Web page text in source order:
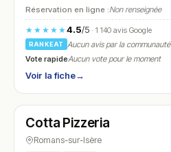
Réservation en ligne :Non renseignée
★★★★★4.5/5· 1 140 avis Google
RANKEAT
Aucun avis par la communauté
Vote rapideAucun vote pour le moment
Voir la fiche→
N° 13
Cotta Pizzeria
Romans-sur-Isère